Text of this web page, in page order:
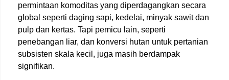
permintaan komoditas yang diperdagangkan secara
global seperti daging sapi, kedelai, minyak sawit dan
pulp dan kertas. Tapi pemicu lain, seperti
penebangan liar, dan konversi hutan untuk pertanian
subsisten skala kecil, juga masih berdampak
signifikan.